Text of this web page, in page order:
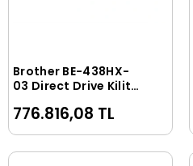
Sepete Ekle
Brother BE-438HX-
03 Direct Drive Kilit
Makinası
776.816,08 TL